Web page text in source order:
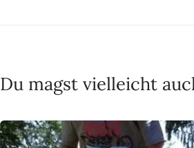
Du magst vielleicht